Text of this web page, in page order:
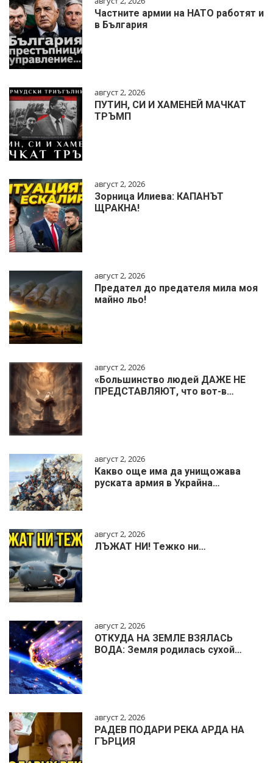
Частните армии на НАТО работят и
в България
август 2, 2026
ПУТИН, СИ И ХАМЕНЕЙ МАЧКАТ
ТРЪМП
август 2, 2026
Зорница Илиева: КАПАНЪТ
ЩРАКНА!
август 2, 2026
Предател до предателя мила моя
майно льо!
август 2, 2026
«Большинство людей ДАЖЕ НЕ
ПРЕДСТАВЛЯЮТ, что вот-в…
август 2, 2026
Какво още има да унищожава
руската армия в Украйна…
август 2, 2026
ЛЪЖАТ НИ! Тежко ни…
август 2, 2026
ОТКУДА НА ЗЕМЛЕ ВЗЯЛАСЬ
ВОДА: Земля родилась сухой…
август 2, 2026
РАДЕВ ПОДАРИ РЕКА АРДА НА
ГЪРЦИЯ